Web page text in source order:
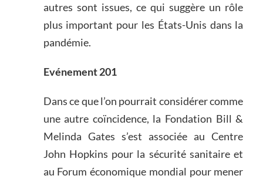
autres sont issues, ce qui suggère un rôle
plus important pour les États-Unis dans la
pandémie.
Evénement 201
Dans ce que l’on pourrait considérer comme
une autre coïncidence, la Fondation Bill &
Melinda Gates s’est associée au Centre
John Hopkins pour la sécurité sanitaire et
au Forum économique mondial pour mener